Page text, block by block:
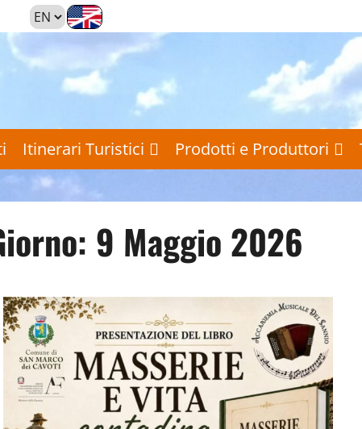
Itinerari Turistici Prodotti e Produttori
9 Maggio 2026